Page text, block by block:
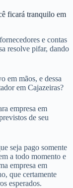
ficará tranquilo em
e contas
resolve pifar, dando
em mãos, e dessa
em Cajazeiras?
empresa em
de seu
seja pago somente
a todo momento e
empresa em
que certamente
esperados.